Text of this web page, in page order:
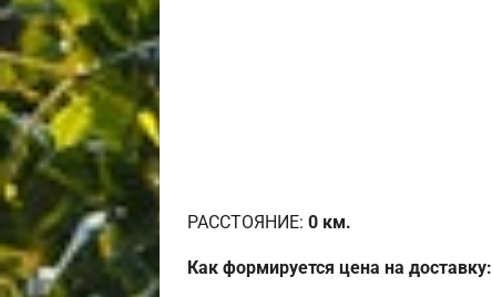
РАССТОЯНИЕ: 0 км.
Как формируется цена на доставку: